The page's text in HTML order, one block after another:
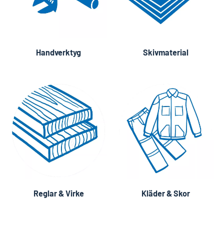
Handverktyg Skivmaterial
Reglar & Virke Kläder & Skor